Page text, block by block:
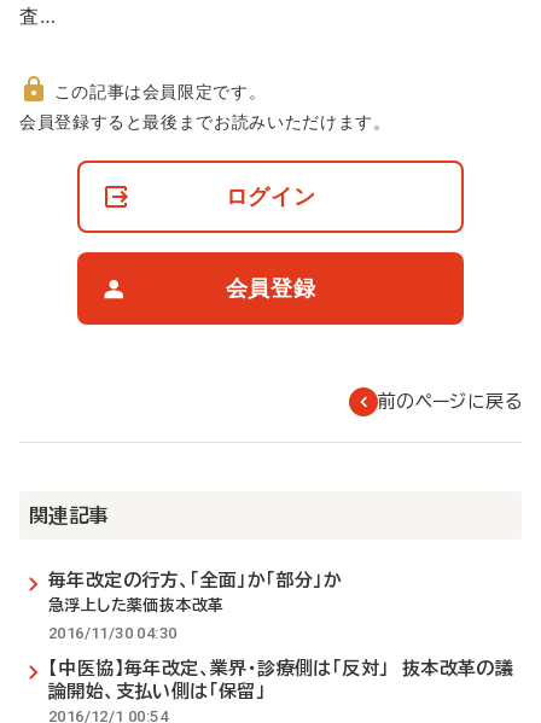
査…
非
この記事は会員限定です。
会員登録すると最後までお読みいただけます。
ログイン
会員登録
前のページに戻る
関連記事
毎年改定の行方、「全面」か「部分」か
急浮上した薬価抜本改革
2016/11/30 04:30
【中医協】毎年改定、業界・診療側は「反対」 抜本改革の議
論開始、支払い側は「保留」
2016/12/1 00:54